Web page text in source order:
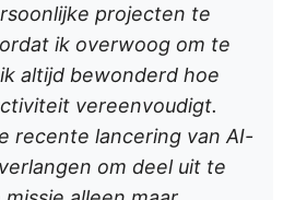
projecten te
ik overwoog om te
altijd bewonderd hoe
vereenvoudigt.
recente lancering van AI-
om deel uit te